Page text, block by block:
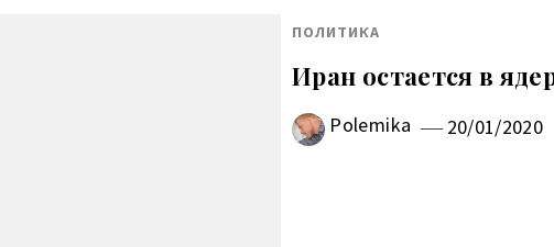
ПОЛИТИКА
Иран остается в
Polemika 20/01/2020